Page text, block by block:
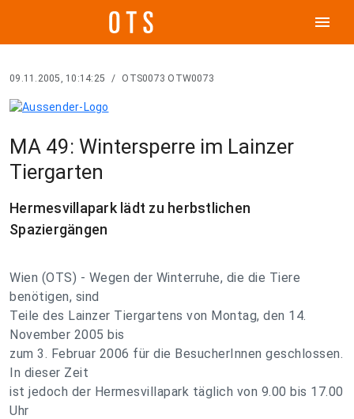
menu
09.11.2005, 10:14:25 / OTS0073 OTW0073
MA 49: Wintersperre im Lainzer
Tiergarten
Hermesvillapark lädt zu herbstlichen
Spaziergängen
Wien (OTS) - Wegen der Winterruhe, die die Tiere
benötigen, sind
Teile des Lainzer Tiergartens von Montag, den 14.
November 2005 bis
zum 3. Februar 2006 für die BesucherInnen geschlossen.
In dieser Zeit
ist jedoch der Hermesvillapark täglich von 9.00 bis 17.00
Uhr